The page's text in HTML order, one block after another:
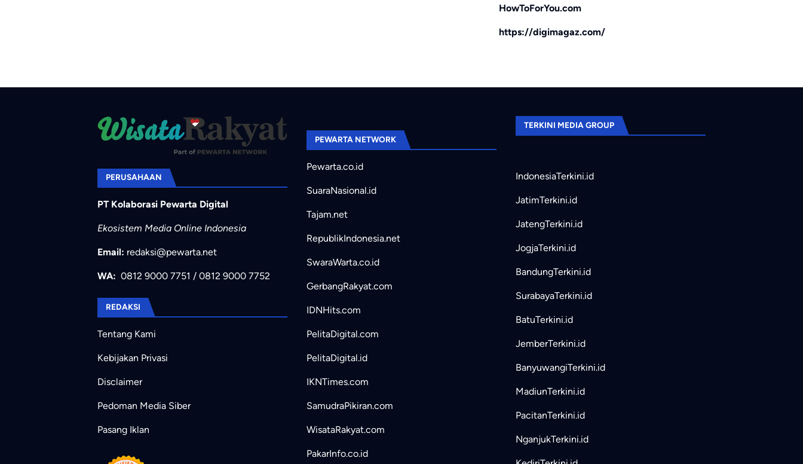
HowToForYou.com
https://digimagaz.com/
PERUSAHAAN
PT Kolaborasi Pewarta Digital
Ekosistem Media Online Indonesia
Email: redaksi@pewarta.net
WA: 0812 9000 7751 / 0812 9000 7752
REDAKSI
Tentang Kami
Kebijakan Privasi
Disclaimer
Pedoman Media Siber
Pasang Iklan
PEWARTA NETWORK
Pewarta.co.id
SuaraNasional.id
Tajam.net
RepublikIndonesia.net
SwaraWarta.co.id
GerbangRakyat.com
IDNHits.com
PelitaDigital.com
PelitaDigital.id
IKNTimes.com
SamudraPikiran.com
WisataRakyat.com
PakarInfo.co.id
TERKINI MEDIA GROUP
IndonesiaTerkini.id
JatimTerkini.id
JatengTerkini.id
JogjaTerkini.id
BandungTerkini.id
SurabayaTerkini.id
BatuTerkini.id
JemberTerkini.id
BanyuwangiTerkini.id
MadiunTerkini.id
PacitanTerkini.id
NganjukTerkini.id